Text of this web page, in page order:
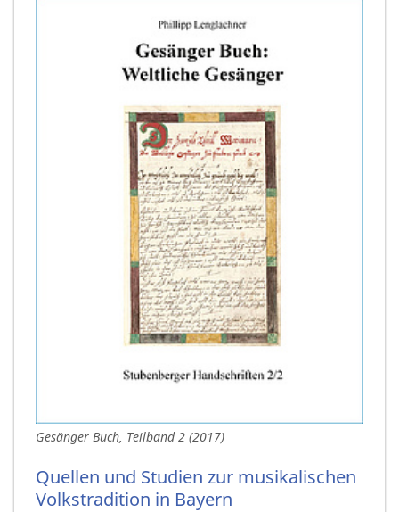
Gesänger Buch, Teilband 2 (2017)
Quellen und Studien zur musikalischen
Volkstradition in Bayern